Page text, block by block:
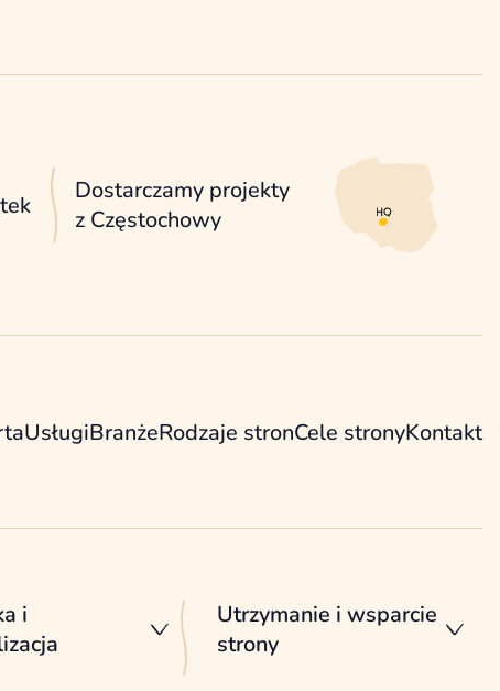
Dostarczamy projekty
z Częstochowy
UsługiBranżeRodzaje stronCele stronyKontakt
i
Utrzymanie i wsparcie
strony